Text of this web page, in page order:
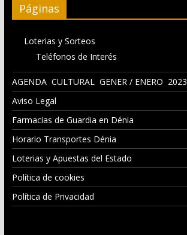
Páginas
Loterias y Sorteos
Teléfonos de Interés
AGENDA CULTURAL GENER / ENERO 2023
Aviso Legal
Farmacias de Guardia en Dénia
Horario Transportes Dénia
Loterias y Apuestas del Estado
Política de cookies
Política de Privacidad